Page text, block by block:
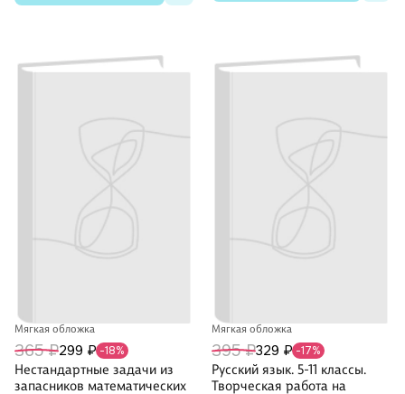
Мягкая обложка
365 ₽299 ₽ -18%
Нестандартные задачи из
запасников математических
Мягкая обложка
395 ₽329 ₽ -17%
Русский язык. 5-11 классы.
Творческая работа на